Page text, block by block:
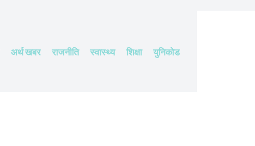
अर्थ खबर राजनीति स्वास्थ्य शिक्षा युनिकोड